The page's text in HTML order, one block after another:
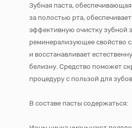
Зубная паста,
за полостью рта,
эффективную очистку зубной
реминерализующее свойство
и восстанавливает
белизну. Средство поможет
процедуру с пользой для
В составе пасты содержаться: